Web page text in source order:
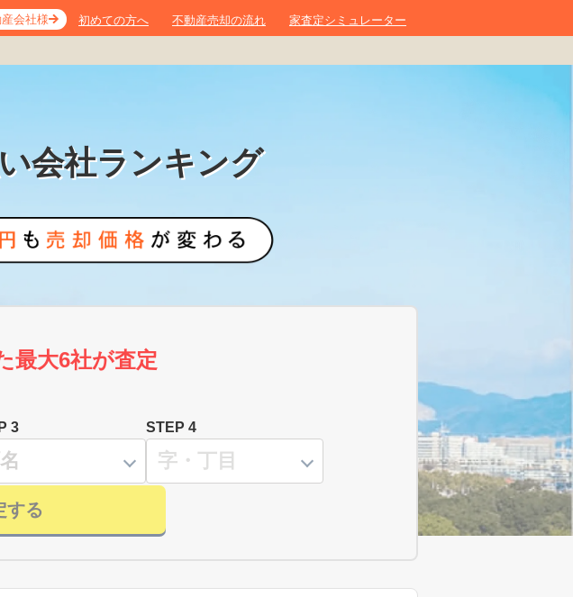
会社様 初めての方へ 不動産売却の流れ 家査定シミュレーター
会社ランキング
最大6社が査定
3 STEP 4
する